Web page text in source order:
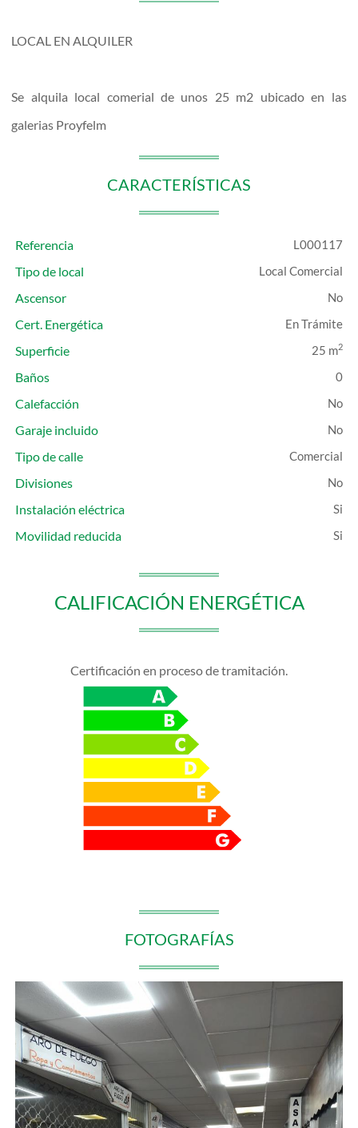
LOCAL EN ALQUILER
Se alquila local comerial de unos 25 m2 ubicado en las
galerias Proyfelm
CARACTERÍSTICAS
Referencia L000117
Tipo de local Local Comercial
Ascensor
Cert. Energética
En Trámite
Superficie 25 m2
Baños 0
Calefacción
Garaje incluido
Tipo de calle
Comercial
Divisiones
Instalación eléctrica
Movilidad reducida
CALIFICACIÓN ENERGÉTICA
Certificación en proceso de tramitación.
FOTOGRAFÍAS